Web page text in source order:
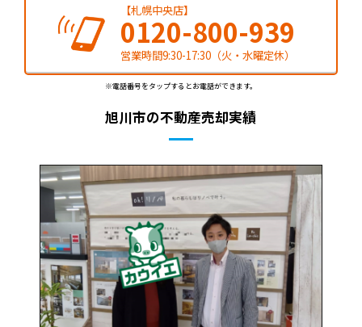
【札幌中央店】
0120-800-939
営業時間9:30-17:30（火・水曜定休）
※電話番号をタップするとお電話ができます。
旭川市の不動産売却実績